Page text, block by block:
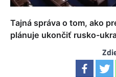
Tajná správa o tom, ako
plánuje ukončiť rusko-